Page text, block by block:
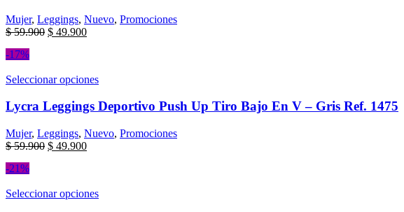
Mujer, Leggings, Nuevo, Promociones
$59.900 $ 49.900
-17%
Seleccionar opciones
Lycra Leggings Deportivo Push Up Tiro Bajo En V – Gris Ref. 1475
Mujer, Leggings, Nuevo, Promociones
$59.900 $ 49.900
-21%
Seleccionar opciones